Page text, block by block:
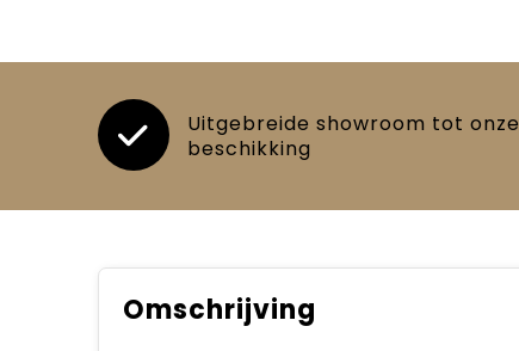
Uitgebreide showroom tot onze
beschikking
Omschrijving